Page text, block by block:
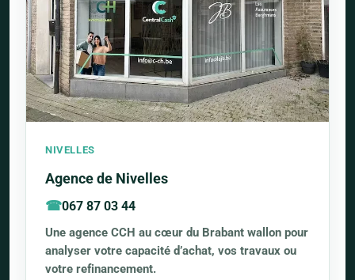
NIVELLES
Agence de Nivelles
067 87 03 44
Une agence CCH au cœur du Brabant wallon pour
analyser votre capacité d’achat, vos travaux ou
votre refinancement.